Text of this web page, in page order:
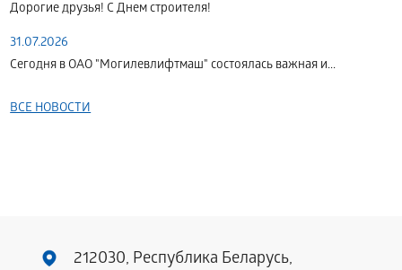
Дорогие друзья! С Днем строителя!
31.07.2026
Сегодня в ОАО "Могилевлифтмаш" состоялась важная и...
ВСЕ НОВОСТИ
212030, Республика Беларусь,